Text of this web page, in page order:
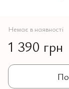
Немає в наявності
1 390 грн